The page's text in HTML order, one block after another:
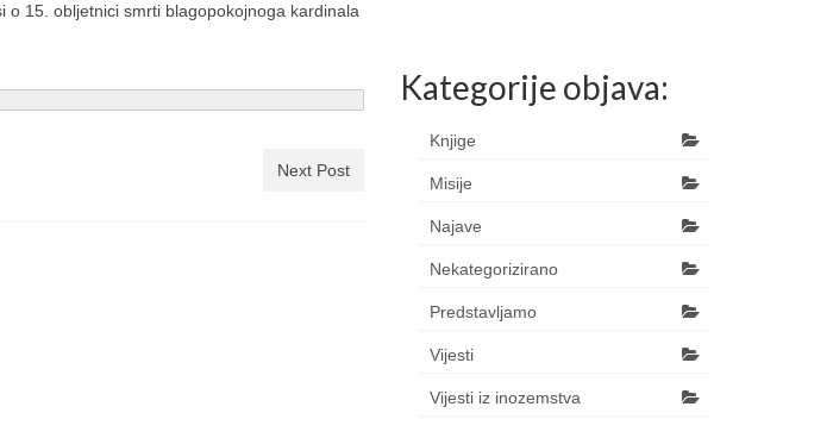
o 15. obljetnici smrti blagopokojnoga kardinala
Next Post
Kategorije objava:
Knjige
Misije
Najave
Nekategorizirano
Predstavljamo
Vijesti
Vijesti iz inozemstva